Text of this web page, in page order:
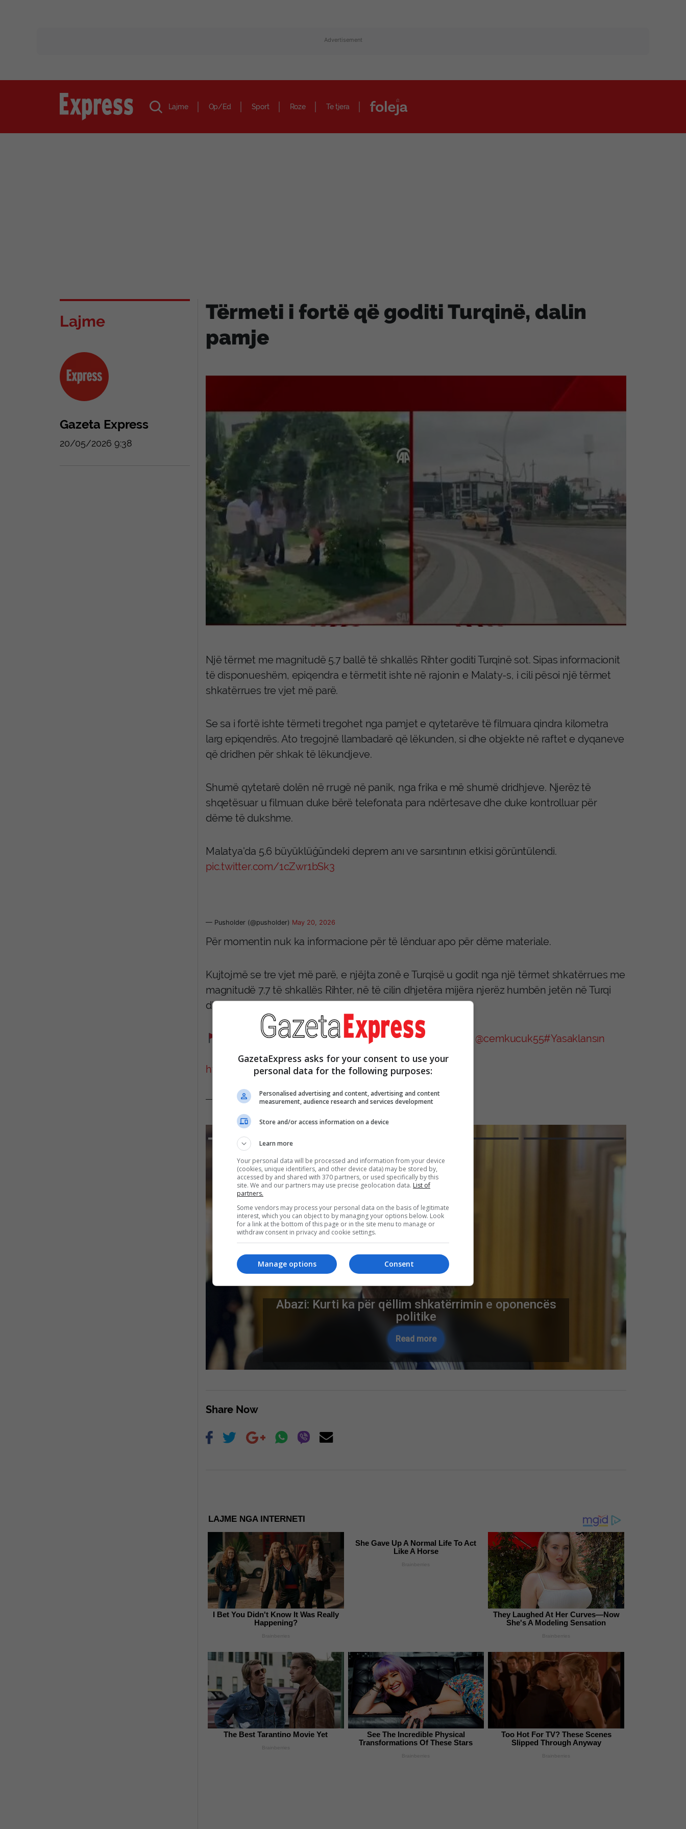
Advertisement
Lajme Op/Ed Sport Roze Te tjera
Lajme
Gazeta Express
20/05/2026 9:38
Tërmeti i fortë që goditi Turqinë, dalin
pamje
Një tërmet me magnitudë 5.7 ballë të shkallës Rihter goditi Turqinë sot. Sipas informacionit
të disponueshëm, epiqendra e tërmetit ishte në rajonin e Malaty-s, i cili pësoi një tërmet
shkatërrues tre vjet më parë.
Se sa i fortë ishte tërmeti tregohet nga pamjet e qytetarëve të filmuara qindra kilometra
larg epiqendrës. Ato tregojnë llambadarë që lëkunden, si dhe objekte në raftet e dyqaneve
që dridhen për shkak të lëkundjeve.
Shumë qytetarë dolën në rrugë në panik, nga frika e më shumë dridhjeve. Njerëz të
shqetësuar u filmuan duke bërë telefonata para ndërtesave dhe duke kontrolluar për
dëme të dukshme.
Malatya'da 5.6 büyüklüğündeki deprem anı ve sarsıntının etkisi görüntülendi.
pic.twitter.com/1cZwr1bSk3
— Pusholder (@pusholder) May 20, 2026
Për momentin nuk ka informacione për të lënduar apo për dëme materiale.
Kujtojmë se tre vjet më parë, e njëjta zonë e Turqisë u godit nga një tërmet shkatërrues me
magnitudë 7.7 të shkallës Rihter, në të cilin dhjetëra mijëra njerëz humbën jetën në Turqi
dhe Siri, ndërsa qytete të shumta u shkatërruan.
#CANLI|#SONDAKİKA | Malatya’da şiddetli deprem @cemkucuk55#Yasaklansın
https://t.co/vygFYWGXbV
— TGRT HABER (@tgrthabertv)May 20, 2026
Krim i rëndë në SHBA, 3 të vdekur dhe një i plagosur
në Karolinën e Veriut! Viktimat janë anëtarë të së
njëjtës familje
Read more
Share Now
LAJME NGA INTERNETI
I Bet You Didn't Know It Was Really
Happening?
Brainberries
She Gave Up A Normal Life To Act
Like A Horse
Brainberries
They Laughed At Her Curves—Now
She's A Modeling Sensation
Brainberries
The Best Tarantino Movie Yet
Brainberries
See The Incredible Physical
Transformations Of These Stars
Brainberries
Too Hot For TV? These Scenes
Slipped Through Anyway
Brainberries
GazetaExpress asks for your consent to use your
personal data for the following purposes:
Personalised advertising and content, advertising and content
measurement, audience research and services development
Store and/or access information on a device
Learn more
Your personal data will be processed and information from your device
(cookies, unique identifiers, and other device data) may be stored by,
accessed by and shared with 370 partners, or used specifically by this
site. We and our partners may use precise geolocation data. List of
partners.
Some vendors may process your personal data on the basis of legitimate
interest, which you can object to by managing your options below. Look
for a link at the bottom of this page or in the site menu to manage or
withdraw consent in privacy and cookie settings.
Consent
Manage options